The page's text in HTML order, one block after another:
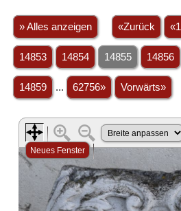
» Alles anzeigen «Zurück «1
14853 14854 14855 14856
14859 ... 62756» Vorwärts»